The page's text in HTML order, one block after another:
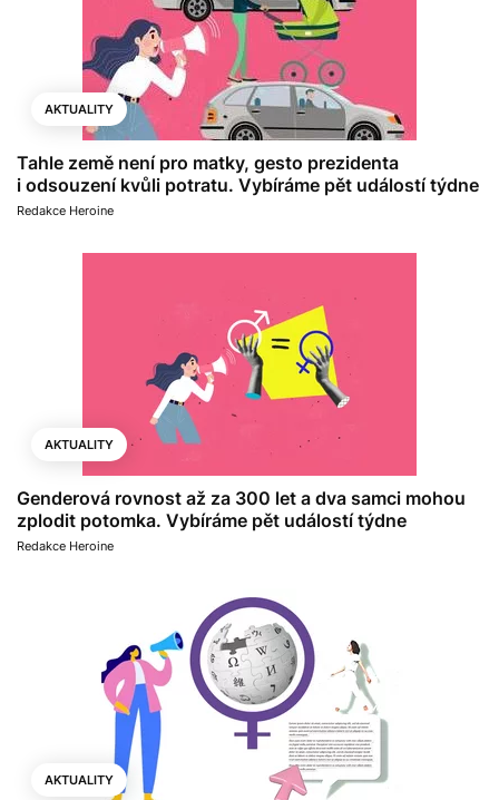
AKTUALITY
Tahle země není pro matky, gesto prezidenta
i odsouzení kvůli potratu. Vybíráme pět událostí týdne
Redakce Heroine
AKTUALITY
Genderová rovnost až za 300 let a dva samci mohou
zplodit potomka. Vybíráme pět událostí týdne
Redakce Heroine
AKTUALITY